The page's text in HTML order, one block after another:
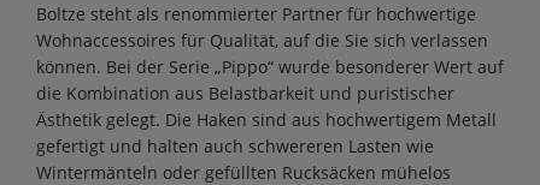
Boltze steht als renommierter Partner für hochwertige
Wohnaccessoires für Qualität, auf die Sie sich verlassen
können. Bei der Serie „Pippo“ wurde besonderer Wert auf
die Kombination aus Belastbarkeit und puristischer
Ästhetik gelegt. Die Haken sind aus hochwertigem Metall
gefertigt und halten auch schwereren Lasten wie
Wintermänteln oder gefüllten Rucksäcken mühelos